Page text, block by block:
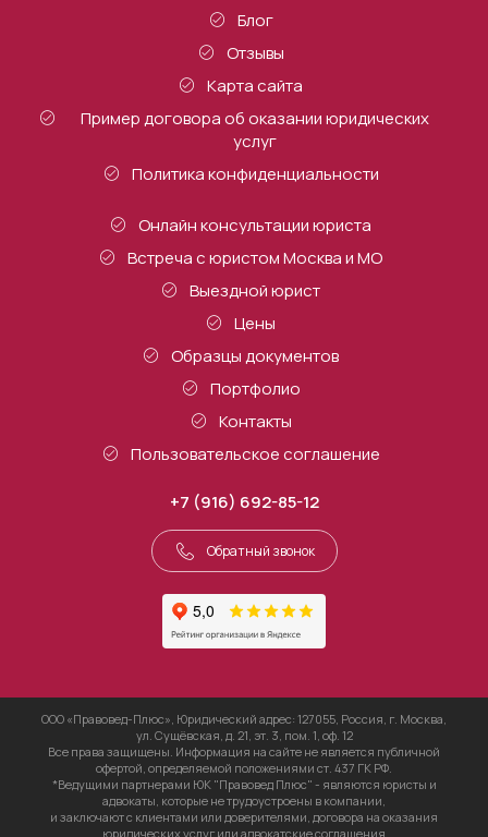
Блог
Отзывы
Карта сайта
Пример договора об оказании юридических
услуг
Политика конфиденциальности
Онлайн консультации юриста
Встреча с юристом Москва и МО
Выездной юрист
Цены
Образцы документов
Портфолио
Контакты
Пользовательское соглашение
+7 (916) 692-85-12
Обратный звонок
ООО «Правовед-Плюс», Юридический адрес: 127055, Россия, г. Москва,
ул. Сущёвская, д. 21, эт. 3, пом. 1, оф. 12
Все права защищены. Информация на сайте не является публичной
офертой, определяемой положениями ст. 437 ГК РФ.
*Ведущими партнерами ЮК "Правовед Плюс" - являются юристы и
адвокаты, которые не трудоустроены в компании,
и заключают с клиентами или доверителями, договора на оказания
юридических услуг или адвокатские соглашения